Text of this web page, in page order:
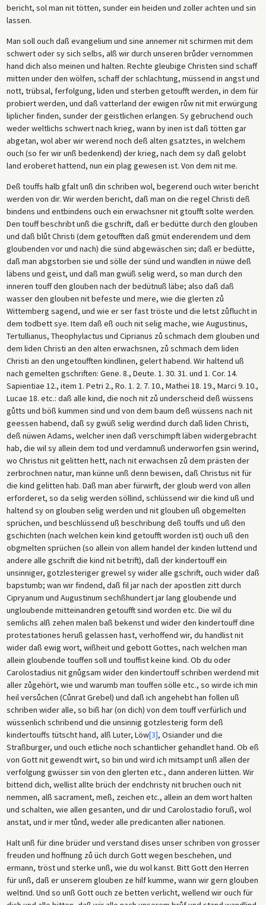
bericht, sol man nit tötten, sunder ein heiden und zoller achten und sin
lassen.
Man soll ouch daß evangelium und sine annemer nit schirmen mit dem
schwert oder sy sich selbs, alß wir durch unseren brůder vernommen
hand dich also meinen und halten. Rechte gleubige Christen sind schaff
mitten under den wölfen, schaff der schlachtung, müssend in angst und
nott, trübsal, ferfolgung, liden und sterben getoufft werden, in dem für
probiert werden, und daß vatterland der ewigen růw nit mit erwürgung
liplicher finden, sunder der geistlichen erlangen. Sy gebruchend ouch
weder weltlichs schwert nach krieg, wann by inen ist daß tötten gar
abgetan, wol aber wir werend noch deß alten gsatztes, in welchem
ouch (so fer wir unß bedenkend) der krieg, nach dem sy daß gelobt
land eroberet hattend, nun ein plag gewesen ist. Von dem nit me.
Deß touffs halb gfalt unß din schriben wol, begerend ouch witer bericht
werden von dir. Wir werden bericht, daß man on die regel Christi deß
bindens und entbindens ouch ein erwachsner nit gtoufft solte werden.
Den touff beschribt unß die gschrift, daß er bedütte durch den glouben
und daß blůt Christi (dem getoufften daß gmüt enderendem und dem
gloubenden vor und nach) die sünd abgewäschen sin; daß er bedütte,
daß man abgstorben sie und sölle der sünd und wandlen in nüwe deß
läbens und geist, und daß man gwüß selig werd, so man durch den
inneren touff den glouben nach der bedütnuß läbe; also daß daß
wasser den glouben nit befeste und mere, wie die glerten zů
Wittemberg sagend, und wie er ser fast tröste und die letst zůflucht in
dem todbett sye. Item daß eß ouch nit selig mache, wie Augustinus,
Tertullianus, Theophylactus und Ciprianus zů schmach dem glouben und
dem liden Christi an den alten erwachsnen, zů schmach dem liden
Christi an den ungetoufften kindlinen, gelert habend. Wir haltend uß
nach gemelten gschriften: Gene. 8., Deute. 1. 30. 31. und 1. Cor. 14.
Sapientiae 12., item 1. Petri 2., Ro. 1. 2. 7. 10., Mathei 18. 19., Marci 9. 10.,
Lucae 18. etc.: daß alle kind, die noch nit zů underscheid deß wüssens
gůtts und böß kummen sind und von dem baum deß wüssens nach nit
geessen habend, daß sy gwüß selig werdind durch daß liden Christi,
deß nüwen Adams, welcher inen daß verschimpft läben widergebracht
hab, die wil sy allein dem tod und verdamnuß underworfen gsin werind,
wo Christus nit gelitten hett, nach nit erwachsen zů dem prästen der
zerbrochnen natur, man künne unß denn bewisen, daß Christus nit für
die kind gelitten hab. Daß man aber fürwirft, der gloub werd von allen
erforderet, so da selig werden söllind, schlüssend wir die kind uß und
haltend sy on glouben selig werden und nit glouben uß obgemelten
sprüchen, und beschlüssend uß beschribung deß touffs und uß den
gschichten (nach welchen kein kind getoufft worden ist) ouch uß den
obgmelten sprüchen (so allein von allem handel der kinden luttend und
andere alle gschrift die kind nit betrift), daß der kindertouff ein
unsinniger, gotzlesteriger grewel sy wider alle gschrift, ouch wider daß
bapstumb; wan wir findend, daß fil jar nach der apostlen zitt durch
Cipryanum und Augustinum sechßhundert jar lang gloubende und
ungloubende mitteinandren getoufft sind worden etc. Die wil du
semlichs alß zehen malen baß bekenst und wider den kindertouff dine
protestationes heruß gelassen hast, verhoffend wir, du handlist nit
wider daß ewig wort, wißheit und gebott Gottes, nach welchen man
allein gloubende touffen soll und touffist keine kind. Ob du oder
Carolostadius nit gnůgsam wider den kindertouff schriben werdend mit
aller zůgehört, wie und warumb man touffen sölle etc., so wirde ich min
heil versůchen (Cůnrat Grebel) und daß ich angehebt han follen uß
schriben wider alle, so biß har (on dich) von dem touff verfürlich und
wüssenlich schribend und die unsinnig gotzlesterig form deß
kindertouffs tütscht hand, alß Luter, Löw[3], Osiander und die
Straßburger, und ouch etliche noch schantlicher gehandlet hand. Ob eß
von Gott nit gewendt wirt, so bin und wird ich mitsampt unß allen der
verfolgung gwüsser sin von den glerten etc., dann anderen lütten. Wir
bittend dich, wellist allte brüch der endchristy nit bruchen ouch nit
nemmen, alß sacrament, meß, zeichen etc., allein an dem wort halten
und schalten, wie allen gesanten, und dir und Carolostadio foruß, wol
anstat, und ir mer tůnd, weder alle predicanten aller nationen.
Halt unß für dine brüder und verstand dises unser schriben von grosser
freuden und hoffnung zů üch durch Gott wegen beschehen, und
ermann, tröst und sterke unß, wie du wol kanst. Bitt Gott den Herren
für unß, daß er unserem glouben ze hilf kumme, wann wir gern glouben
weltind. Und so unß Gott ouch ze betten verlicht, wellend wir ouch für